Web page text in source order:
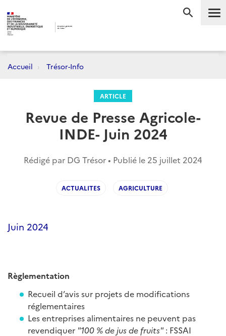
Accueil Trésor-Info
ARTICLE
Revue de Presse Agricole-
INDE- Juin 2024
Rédigé par DG Trésor • Publié le 25 juillet 2024
ACTUALITES AGRICULTURE
Juin 2024
Règlementation
Recueil d’avis sur projets de modifications
réglementaires
Les entreprises alimentaires ne peuvent pas
revendiquer "100 % de jus de fruits": FSSAI